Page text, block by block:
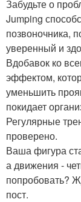
Забудьте о
Jumping
позвоночника,
уверенный и
Вдобавок ко
эффектом,
уменьшить
покидает
Регулярные
проверено.
Ваша фигура
а движения -
попробовать?
пост.